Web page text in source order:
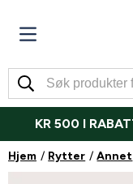
KR 500 I
Hjem Rytter Annet